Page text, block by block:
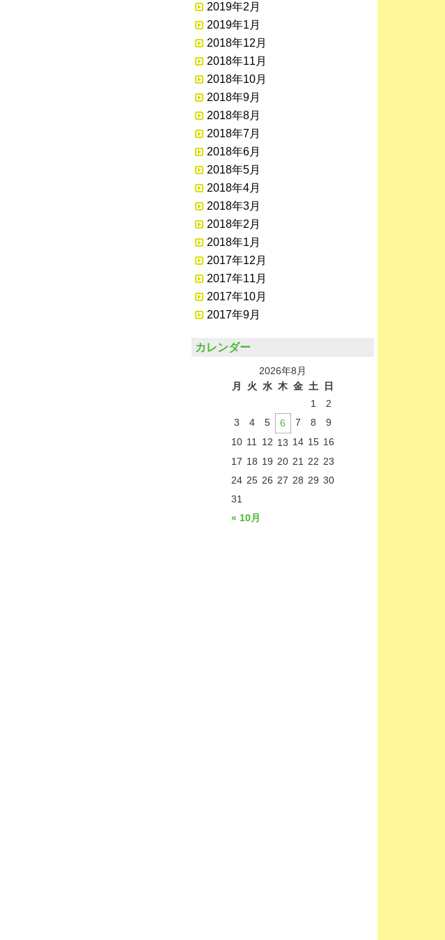
2019年2月
2019年1月
2018年12月
2018年11月
2018年10月
2018年9月
2018年8月
2018年7月
2018年6月
2018年5月
2018年4月
2018年3月
2018年2月
2018年1月
2017年12月
2017年11月
2017年10月
2017年9月
カレンダー
2026年8月
月
火 水 木 金 土 日
« 10月
1
2
3
4 5 6 7 8
9
10 11 12 13 14 15 16
17 18 19 20 21 22 23
24 25 26 27 28 29 30
31